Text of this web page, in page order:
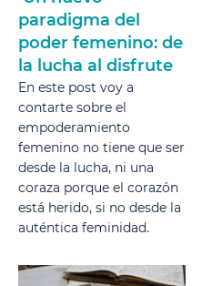
paradigma del
poder femenino: de
la lucha al disfrute
En este post voy a
contarte sobre el
empoderamiento
femenino no tiene que ser
desde la lucha, ni una
coraza porque el corazón
está herido, si no desde la
auténtica feminidad.